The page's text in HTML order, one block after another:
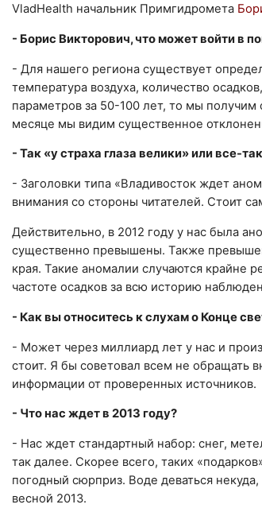
VladHealth начальник Примгидромета
- Борис Викторович, что может войти в
- Для нашего региона существует
температура воздуха, количество
параметров за 50-100 лет, то мы
месяце мы видим существенное
- Так «у страха глаза велики» или все-
- Заголовки типа «Владивосток ждет
внимания со стороны читателей. Стоит
Действительно, в 2012 году у нас была
существенно превышены. Также
края. Такие аномалии случаются крайне
частоте осадков за всю историю
- Как вы относитесь к слухам о Конце
- Может через миллиард лет у нас и
стоит. Я бы советовал всем не обращать
информации от проверенных источников.
- Что нас ждет в 2013 году?
- Нас ждет стандартный набор: снег,
так далее. Скорее всего, таких
погодный сюрприз. Воде деваться
весной 2013.